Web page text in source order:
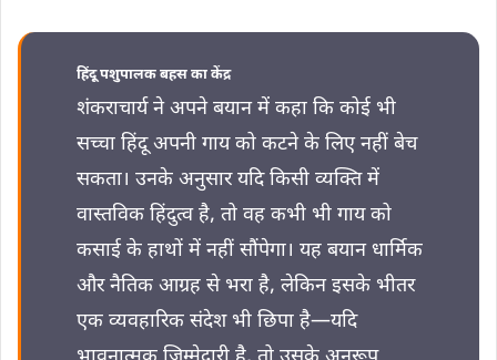
हिंदू पशुपालक बहस का केंद्र
शंकराचार्य ने अपने बयान में कहा कि कोई भी
सच्चा हिंदू अपनी गाय को कटने के लिए नहीं बेच
सकता। उनके अनुसार यदि किसी व्यक्ति में
वास्तविक हिंदुत्व है, तो वह कभी भी गाय को
कसाई के हाथों में नहीं सौंपेगा। यह बयान धार्मिक
और नैतिक आग्रह से भरा है, लेकिन इसके भीतर
एक व्यवहारिक संदेश भी छिपा है—यदि